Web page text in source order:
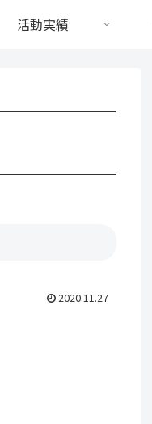
活動実績
2020.11.27